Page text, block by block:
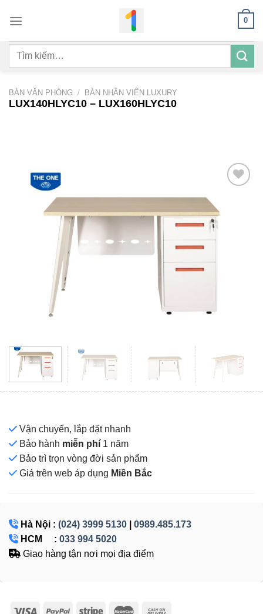
qua
dung
0
Tìm
BÀN VĂN PHÒNG / BÀN NHÂN VIÊN LUXURY
LUX140HLYC10 – LUX160HLYC10
Vận chuyển, lắp đặt nhanh
Bảo hành miễn phí 1 năm
Bảo trì trọn vòng đời sản phẩm
Giá trên web áp dụng Miền Bắc
Hà Nội : (024) 3999 5130
0989.485.173
HCM : 033 994 5020
Giao hàng tận nơi mọi địa điểm